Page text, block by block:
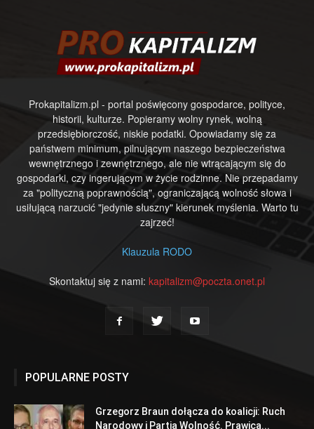
Prokapitalizm.pl - portal poświęcony gospodarce, polityce,
historii, kulturze. Popieramy wolny rynek, wolną
przedsiębiorczość, niskie podatki. Opowiadamy się za
państwem minimum, pilnującym naszego bezpieczeństwa
wewnętrznego i zewnętrznego, ale nie wtrącającym się do
gospodarki, czy ingerującym w życie rodzinne. Nie przepadamy
za "polityczną poprawnością", ograniczającą wolność słowa i
usiłującą narzucić "jedynie słuszny" kierunek myślenia. Warto tu
zajrzeć!
Klauzula RODO
Skontaktuj się z nami: kapitalizm@poczta.onet.pl
POPULARNE POSTY
Grzegorz Braun dołącza do koalicji: Ruch
Narodowy i Partia Wolność. Prawica...